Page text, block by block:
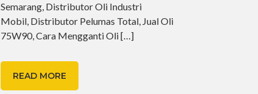
Semarang, Distributor Oli Industri
Mobil, Distributor Pelumas Total, Jual Oli
75W90, Cara Mengganti Oli[…]
READ MORE